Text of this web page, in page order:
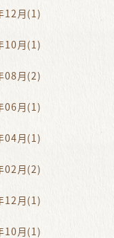
12月(1)
10月(1)
08月(2)
06月(1)
04月(1)
02月(2)
12月(1)
10月(1)